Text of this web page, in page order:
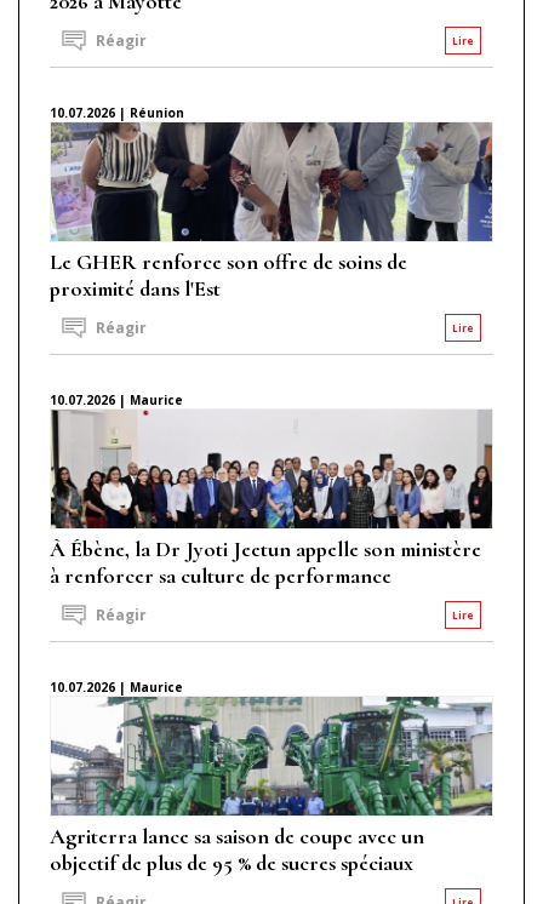
Lire
Réagir
10.07.2026 | Réunion
Le GHER renforce son offre de soins de
proximité dans l'Est
Lire
Réagir
10.07.2026 | Maurice
À Ébène, la Dr Jyoti Jeetun appelle son ministère
à renforcer sa culture de performance
Lire
Réagir
10.07.2026 | Maurice
Agriterra lance sa saison de coupe avec un
objectif de plus de 95 % de sucres spéciaux